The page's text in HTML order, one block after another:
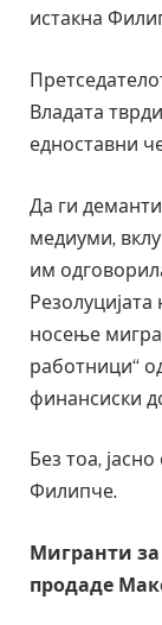
истакна
Владата
едноставни
Да ги
медиуми,
им
Резолуцијата
носење
работници“
финансиски
Без тоа,
Филипче.
Мигранти
продаде